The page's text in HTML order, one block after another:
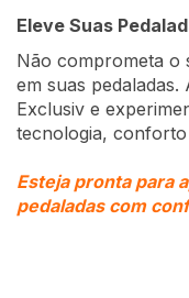
Eleve Suas
Não comprometa o
em suas
Exclusiv e
tecnologia, conforto
Esteja pronta para
pedaladas com